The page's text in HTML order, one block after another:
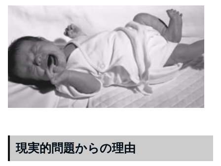
現実的問題からの理由